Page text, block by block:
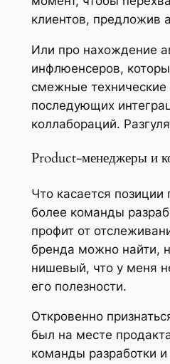
клиентов, предложив
Или про нахождение
инфлюенсеров,
смежные
последующих
коллабораций.
Product-менеджеры и
Что касается позиции
более команды
профит от
бренда можно найти,
нишевый, что у меня
его полезности.
Откровенно
был на месте
команды разработки и